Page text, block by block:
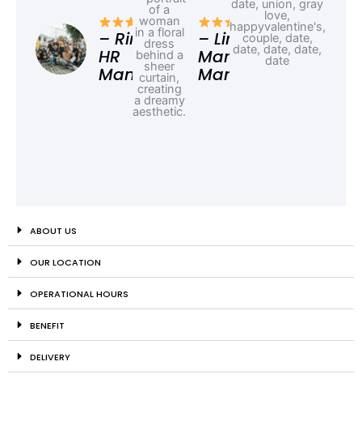
– Rina,
HR
Manager
– Linda,
Marketing
Manager
ABOUT US
OUR LOCATION
OPERATIONAL HOURS
BENEFIT
DELIVERY